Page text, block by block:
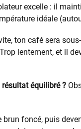
excelle : il
idéale
ton café sera
lentement, et il
équilibré ?
brun foncé, puis